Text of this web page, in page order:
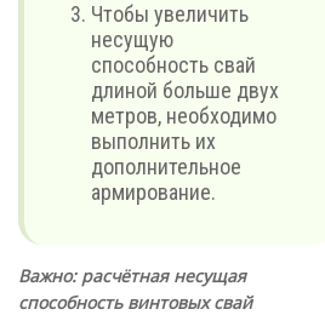
Чтобы увеличить
несущую
способность свай
длиной больше двух
метров, необходимо
выполнить их
дополнительное
армирование.
Важно: расчётная несущая
способность винтовых свай